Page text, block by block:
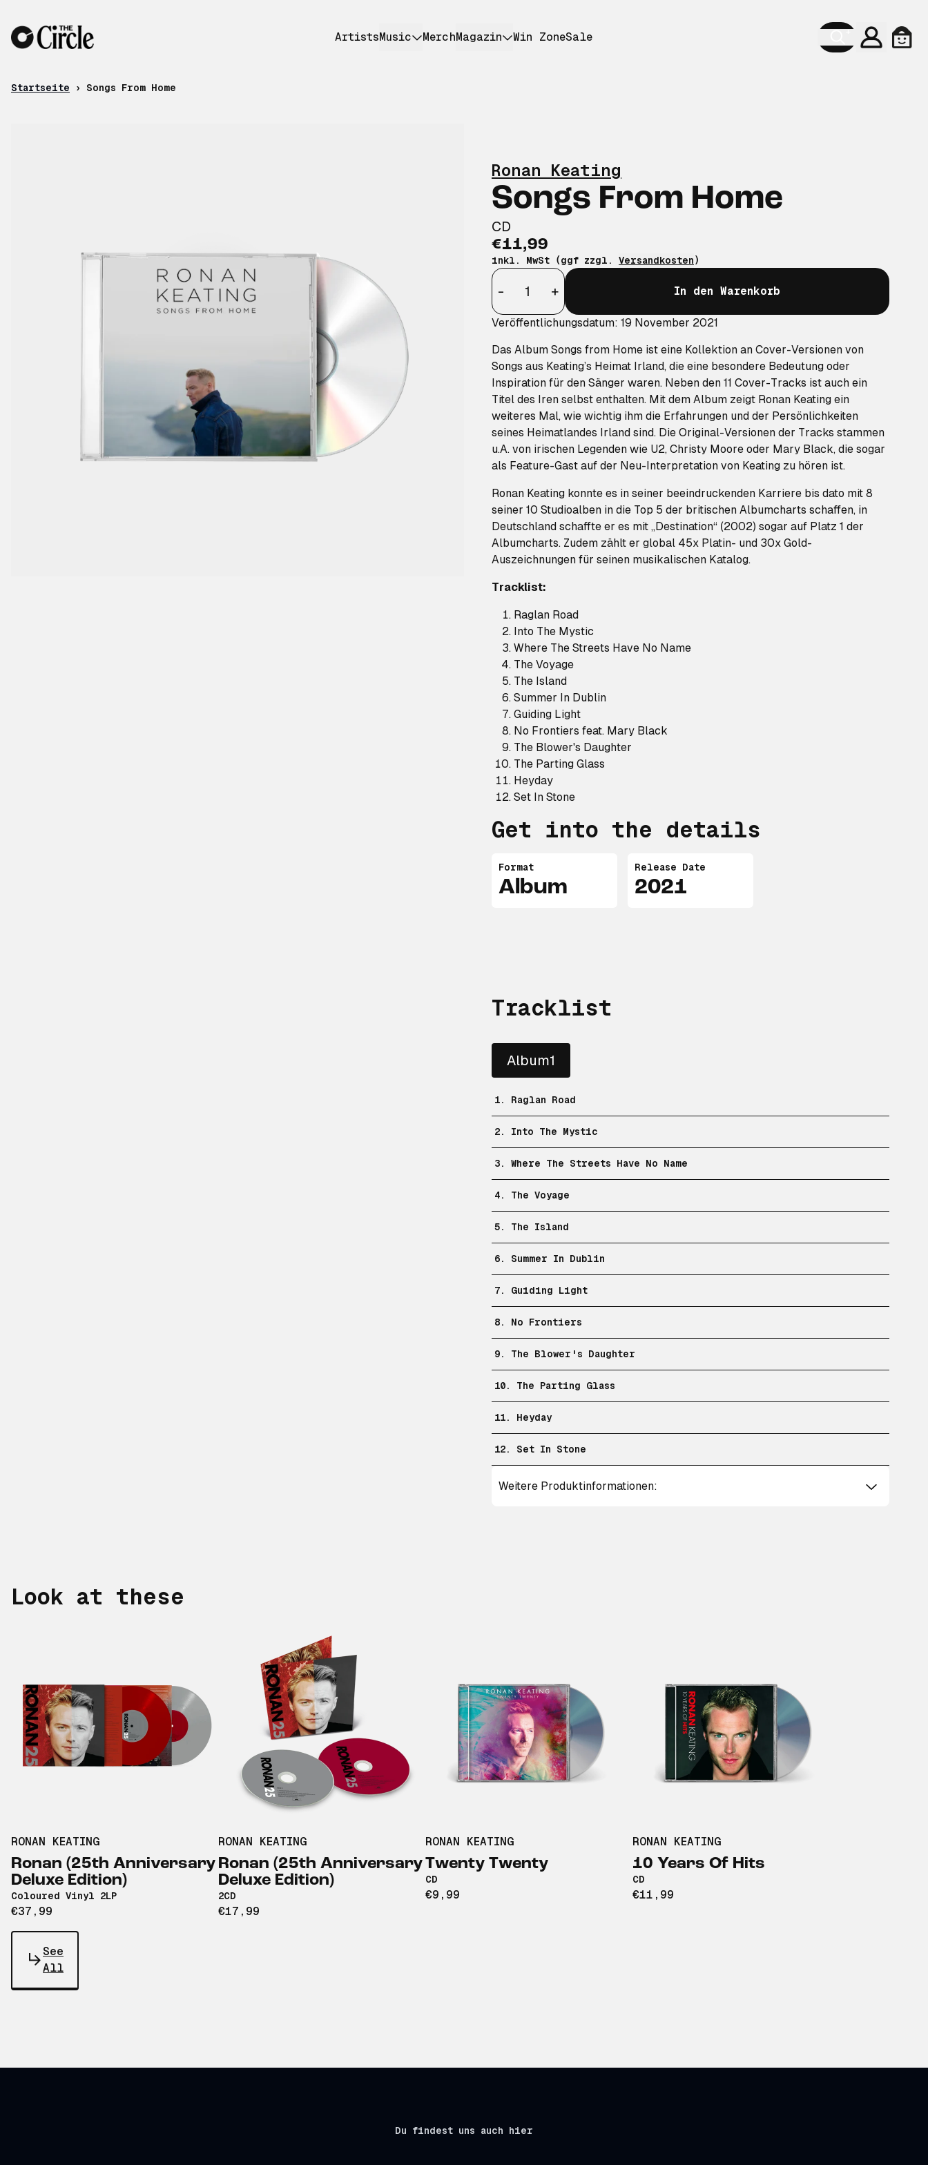
ArtistsMusic MerchMagazin Win ZoneSale
Konto
Startseite › Songs From Home
Ronan Keating
Songs From Home
CD
€11,99
inkl. MwSt (ggf zzgl. Versandkosten)
Anzahl
-
+ In den Warenkorb
Veröffentlichungsdatum: 19 November 2021
Das Album Songs from Home ist eine Kollektion an Cover-Versionen von
Songs aus Keating’s Heimat Irland, die eine besondere Bedeutung oder
Inspiration für den Sänger waren. Neben den 11 Cover-Tracks ist auch ein
Titel des Iren selbst enthalten. Mit dem Album zeigt Ronan Keating ein
weiteres Mal, wie wichtig ihm die Erfahrungen und der Persönlichkeiten
seines Heimatlandes Irland sind. Die Original-Versionen der Tracks stammen
u.A. von irischen Legenden wie U2, Christy Moore oder Mary Black, die sogar
als Feature-Gast auf der Neu-Interpretation von Keating zu hören ist.
Ronan Keating konnte es in seiner beeindruckenden Karriere bis dato mit 8
seiner 10 Studioalben in die Top 5 der britischen Albumcharts schaffen, in
Deutschland schaffte er es mit „Destination“ (2002) sogar auf Platz 1 der
Albumcharts. Zudem zählt er global 45x Platin- und 30x Gold-
Auszeichnungen für seinen musikalischen Katalog.
Tracklist:
Raglan Road
Into The Mystic
Where The Streets Have No Name
The Voyage
The Island
Summer In Dublin
Guiding Light
No Frontiers feat. Mary Black
The Blower's Daughter
The Parting Glass
Heyday
Set In Stone
Get into the details
Format
Album
Release Date
2021
Tracklist
Album1
1. Raglan Road
2. Into The Mystic
3. Where The Streets Have No Name
4. The Voyage
5. The Island
6. Summer In Dublin
7. Guiding Light
8. No Frontiers
9. The Blower's Daughter
10. The Parting Glass
11. Heyday
12. Set In Stone
Weitere Produktinformationen:
Look at these
RONAN KEATING
Ronan (25th Anniversary
Deluxe Edition)
Coloured Vinyl 2LP
€37,99
RONAN KEATING
Ronan (25th Anniversary
Deluxe Edition)
2CD
€17,99
RONAN KEATING
Twenty Twenty
CD
€9,99
RONAN KEATING
10 Years Of Hits
CD
€11,99
See
All
Du findest uns auch hier